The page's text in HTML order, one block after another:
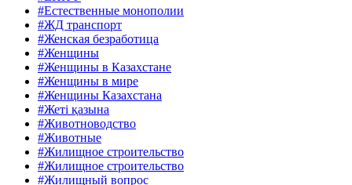
#Естественные монополии
#ЖД транспорт
#Женская безработица
#Женщины
#Женщины в Казахстане
#Женщины в мире
#Женщины Казахстана
#Жеті қазына
#Животноводство
#Животные
#Жилищное строительство
#Жилищное строительство
#Жилищный вопрос